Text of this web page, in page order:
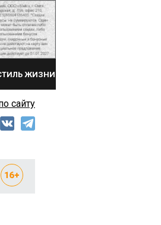
ЖИЗНИ
сайту